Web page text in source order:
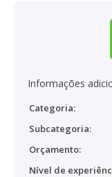
Informações
Categoria:
Subcategoria:
Orçamento:
Nível de